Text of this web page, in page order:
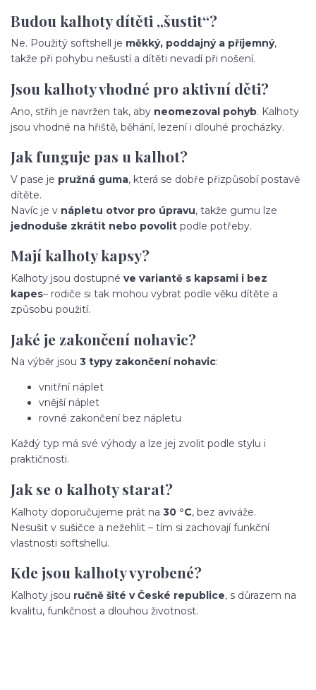
Budou kalhoty dítěti „šustit“?
Ne. Použitý softshell je měkký, poddajný a příjemný,
takže při pohybu nešustí a dítěti nevadí při nošení.
Jsou kalhoty vhodné pro aktivní děti?
Ano, střih je navržen tak, aby neomezoval pohyb. Kalhoty
jsou vhodné na hřiště, běhání, lezení i dlouhé procházky.
Jak funguje pas u kalhot?
V pase je pružná guma, která se dobře přizpůsobí postavě
dítěte.
Navíc je v nápletu otvor pro úpravu, takže gumu lze
jednoduše zkrátit nebo povolit podle potřeby.
Mají kalhoty kapsy?
Kalhoty jsou dostupné ve variantě s kapsami i bez
kapes– rodiče si tak mohou vybrat podle věku dítěte a
způsobu použití.
Jaké je zakončení nohavic?
Na výběr jsou 3 typy zakončení nohavic:
vnitřní náplet
vnější náplet
rovné zakončení bez nápletu
Každý typ má své výhody a lze jej zvolit podle stylu i
praktičnosti.
Jak se o kalhoty starat?
Kalhoty doporučujeme prát na 30 °C, bez aviváže.
Nesušit v sušičce a nežehlit – tím si zachovají funkční
vlastnosti softshellu.
Kde jsou kalhoty vyrobené?
Kalhoty jsou ručně šité v České republice, s důrazem na
kvalitu, funkčnost a dlouhou životnost.